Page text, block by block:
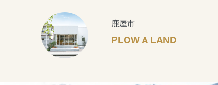
鹿屋市
PLOW A LAND